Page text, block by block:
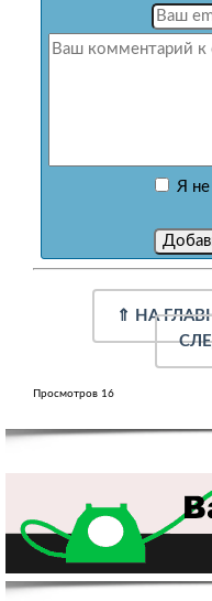
Я не
⇑ НА
Просмотров 16